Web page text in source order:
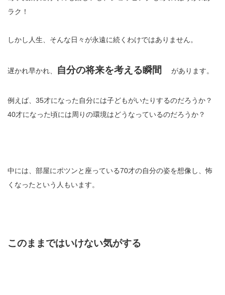
ラク！
しかし人生、そんな日々が永遠に続くわけではありません。
遅かれ早かれ、 自分の将来を考える瞬間 があります。
例えば、35才になった自分には子どもがいたりするのだろうか？
40才になった頃には周りの環境はどうなっているのだろうか？
中には、部屋にポツンと座っている70才の自分の姿を想像し、怖
くなったという人もいます。
このままではいけない気がする